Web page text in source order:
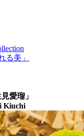
る美」
愛瑠」
Kiuchi